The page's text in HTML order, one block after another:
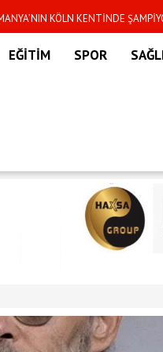
KÖLN KENTİNDE
EĞİTİM SPOR